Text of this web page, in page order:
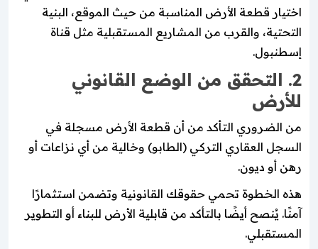
اختيار قطعة الأرض المناسبة من حيث الموقع، البنية
التحتية، والقرب من المشاريع المستقبلية مثل قناة
إسطنبول.
2. التحقق من الوضع القانوني
للأرض
من الضروري التأكد من أن قطعة الأرض مسجلة في
السجل العقاري التركي (الطابو) وخالية من أي نزاعات أو
رهن أو ديون.
هذه الخطوة تحمي حقوقك القانونية وتضمن استثمارًا
آمنًا. يُنصح أيضًا بالتأكد من قابلية الأرض للبناء أو التطوير
المستقبلي.